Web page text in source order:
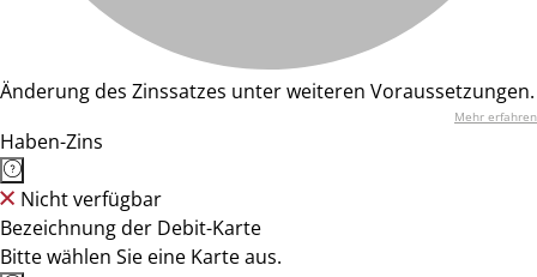
Änderung des Zinssatzes unter weiteren Voraussetzungen.
Mehr erfahren
Haben-Zins
Nicht verfügbar
Bezeichnung der Debit-Karte
Bitte wählen Sie eine Karte aus.